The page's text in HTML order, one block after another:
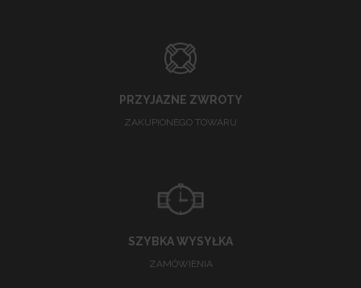
PRZYJAZNE ZWROTY
ZAKUPIONEGO TOWARU
SZYBKA WYSYŁKA
ZAMÓWIENIA